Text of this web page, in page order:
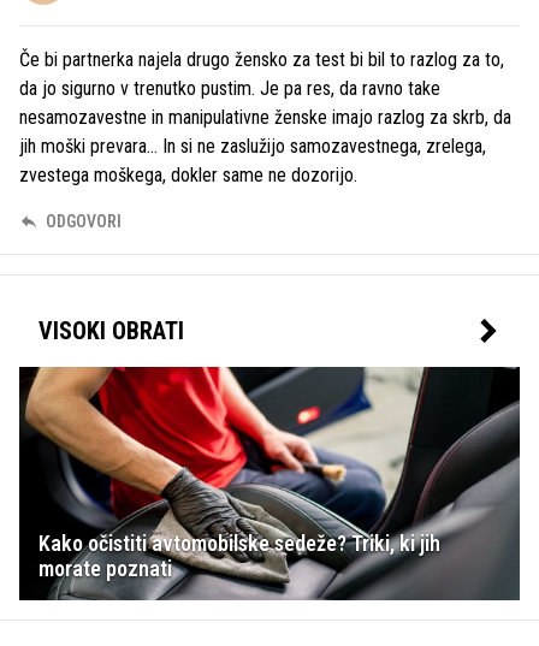
Če bi partnerka najela drugo žensko za test bi bil to razlog za to,
da jo sigurno v trenutko pustim. Je pa res, da ravno take
nesamozavestne in manipulativne ženske imajo razlog za skrb, da
jih moški prevara... In si ne zaslužijo samozavestnega, zrelega,
zvestega moškega, dokler same ne dozorijo.
ODGOVORI
VISOKI OBRATI
Kako očistiti avtomobilske sedeže? Triki, ki jih
morate poznati